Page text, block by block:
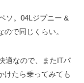
ソ。04Lジプニー &
で同じくらい。
適なので、またITパ
けたら乗ってみても